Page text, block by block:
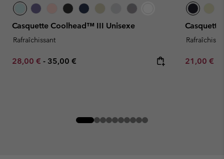
Casquette Coolhead™ III Unisexe
Rafraîchissant
Minimum sale price:
28,00 € - Maximum price:
35,00 € Minimum
21,00 €